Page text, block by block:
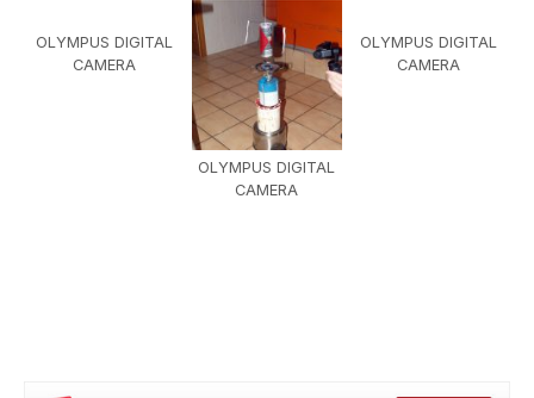
OLYMPUS DIGITAL
CAMERA
OLYMPUS DIGITAL
CAMERA
OLYMPUS DIGITAL
CAMERA